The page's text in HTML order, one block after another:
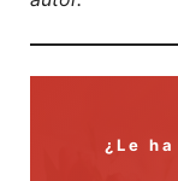
¿Le